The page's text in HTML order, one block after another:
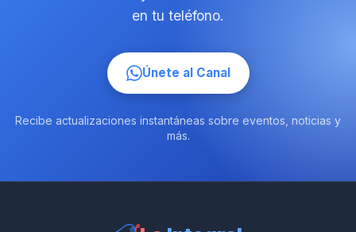
en tu teléfono.
Únete al Canal
Recibe actualizaciones instantáneas sobre eventos, noticias y
más.